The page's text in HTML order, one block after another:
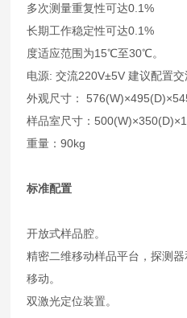
多次测量重复性可达0.1%
长期工作稳定性可达0.1%
度适应范围为15℃至30℃。
电源: 交流220V±5V 建议配置交
外观尺寸：
样品室尺寸：
重量：90kg
标准配置
开放式样品腔。
精密二维移动样品平台，探测
移动。
双激光定位装置。